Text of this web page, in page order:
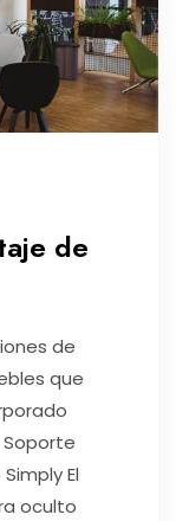
de
de
que
El
oculto